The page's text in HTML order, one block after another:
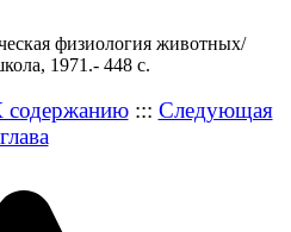
физиология животных/
1971.- 448 с.
содержанию::: Следующая
глава